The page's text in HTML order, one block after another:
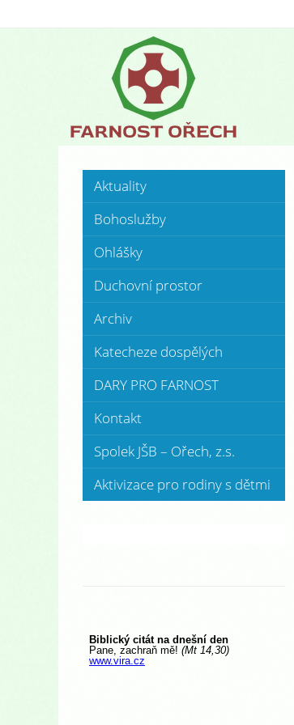
Aktuality
Bohoslužby
Ohlášky
Duchovní prostor
Archiv
Katecheze dospělých
DARY PRO FARNOST
Kontakt
Spolek JŠB – Ořech, z.s.
Aktivizace pro rodiny s dětmi